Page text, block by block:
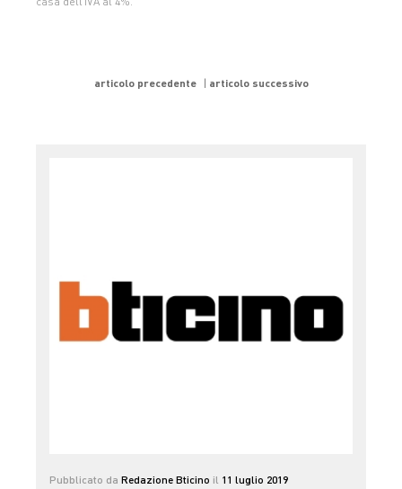
articolo precedente articolo successivo
Pubblicato da Redazione Bticino il 11 luglio 2019